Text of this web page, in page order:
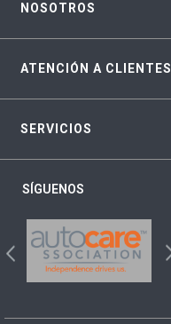
NOSOTROS
ATENCIÓN A CLIENTES
SERVICIOS
SÍGUENOS